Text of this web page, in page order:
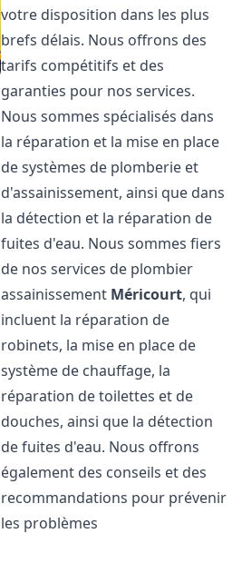
votre disposition dans les plus
brefs délais. Nous offrons des
tarifs compétitifs et des
garanties pour nos services.
Nous sommes spécialisés dans
la réparation et la mise en place
de systèmes de plomberie et
d'assainissement, ainsi que dans
la détection et la réparation de
fuites d'eau. Nous sommes fiers
de nos services de plombier
assainissement Méricourt, qui
incluent la réparation de
robinets, la mise en place de
système de chauffage, la
réparation de toilettes et de
douches, ainsi que la détection
de fuites d'eau. Nous offrons
également des conseils et des
recommandations pour prévenir
les problèmes